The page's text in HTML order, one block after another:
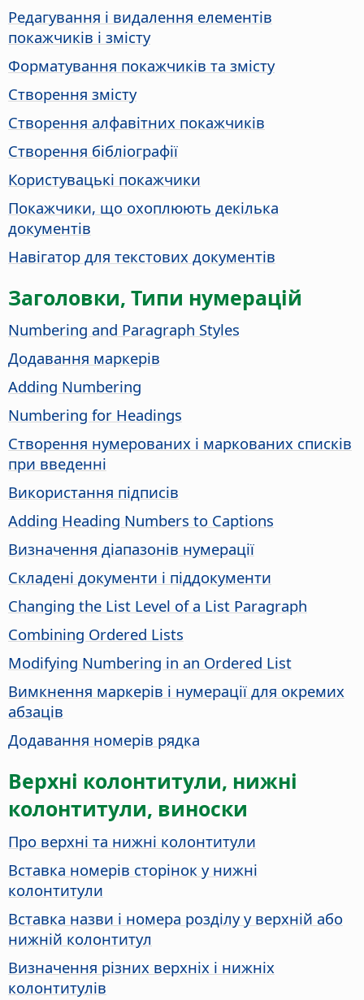
Редагування і видалення елементів
покажчиків і змісту
Форматування покажчиків та змісту
Створення змісту
Створення алфавітних покажчиків
Створення бібліографії
Користувацькі покажчики
Покажчики, що охоплюють декілька
документів
Навігатор для текстових документів
Заголовки, Типи нумерацій
Numbering and Paragraph Styles
Додавання маркерів
Adding Numbering
Numbering for Headings
Створення нумерованих і маркованих списків
при введенні
Використання підписів
Adding Heading Numbers to Captions
Визначення діапазонів нумерації
Складені документи і піддокументи
Changing the List Level of a List Paragraph
Combining Ordered Lists
Modifying Numbering in an Ordered List
Вимкнення маркерів і нумерації для окремих
абзаців
Додавання номерів рядка
Верхні колонтитули, нижні
колонтитули, виноски
Про верхні та нижні колонтитули
Вставка номерів сторінок у нижні
колонтитули
Вставка назви і номера розділу у верхній або
нижній колонтитул
Визначення різних верхніх і нижніх
колонтитулів